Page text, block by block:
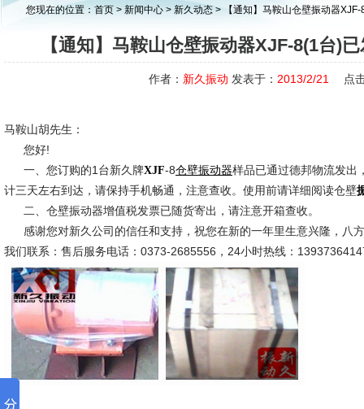
您现在的位置： 首页 > 新闻中心 > 新久动态 > 【通知】马鞍山仓壁振动器
【通知】马鞍山仓壁振动器XJF-8(1台)
作者： 新久振动 发表于： 2013/2/21 点
马鞍山胡先生：
您好!
一、您订购的1台新久牌XJF-8仓壁振动器样品已通过德邦物流发出
计三天左右到达，请保持手机畅通，注意查收。使用前请详细阅读仓壁
二、仓壁振动器增值税发票已随货寄出，请注意开箱查收。
感谢您对新久公司的信任和支持，祝您在新的一年里生意兴隆，八
我们联系：售后服务电话：0373-2685556，24小时热线：
新久市场